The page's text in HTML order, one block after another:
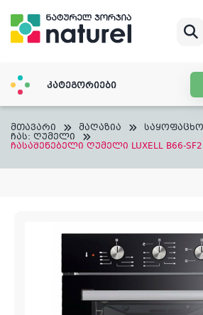
content
კატეგორიები
მთავარი მაღაზია
ჩას: ღუმელი
ჩასაშენებელი ღუმელი LUXELL B66-SF2